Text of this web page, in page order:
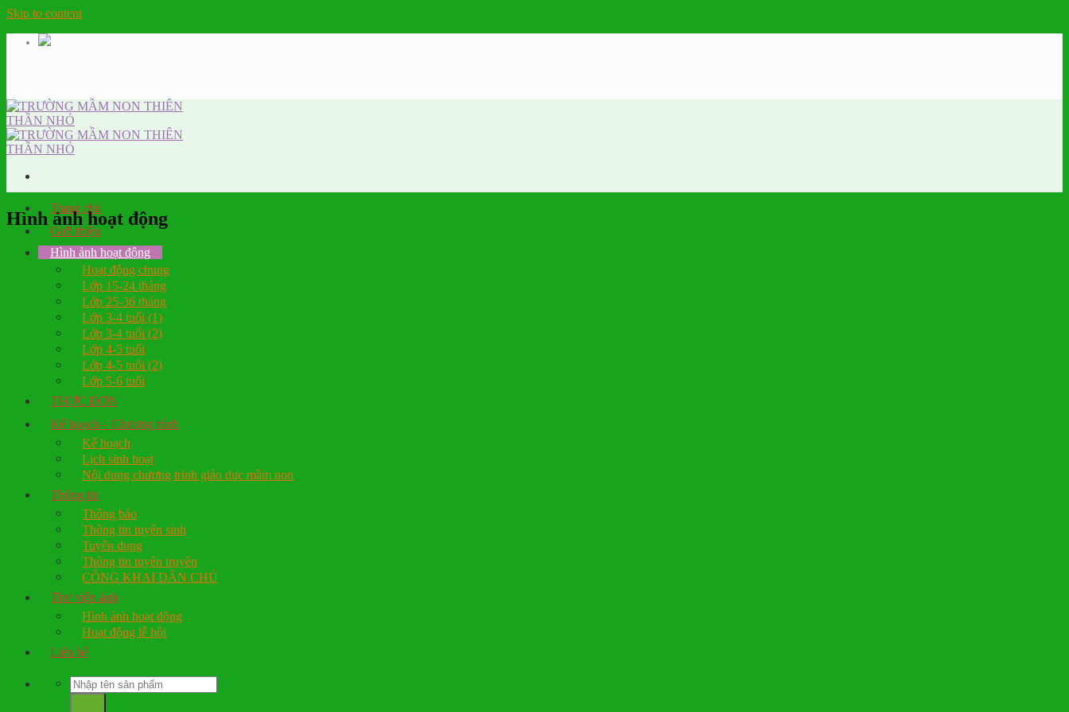
Skip to content
Trang chủ
Giới thiệu
Hình ảnh hoạt động
Hoạt động chung
Lớp 15-24 tháng
Lớp 25-36 tháng
Lớp 3-4 tuổi (1)
Lớp 3-4 tuổi (2)
Lớp 4-5 tuổi
Lớp 4-5 tuổi (2)
Lớp 5-6 tuổi
THỰC ĐƠN
Kế hoạch – Chương trình
Kế hoạch
Lịch sinh hoạt
Nội dung chương trình giáo dục mầm non
Thông tin
Thông báo
Thông tin tuyển sinh
Tuyển dụng
Thông tin tuyên truyền
CÔNG KHAI DÂN CHỦ
Thư viện ảnh
Hình ảnh hoạt động
Hoạt động lễ hội
Liên hệ
Hình ảnh hoạt động